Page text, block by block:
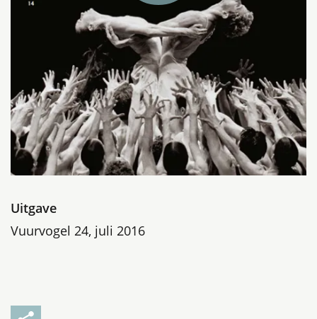
Uitgave
Vuurvogel 24, juli 2016